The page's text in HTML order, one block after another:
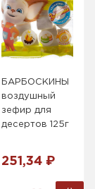
БАРБОСКИНЫ
воздушный
зефир для
десертов 125г
251,34 ₽